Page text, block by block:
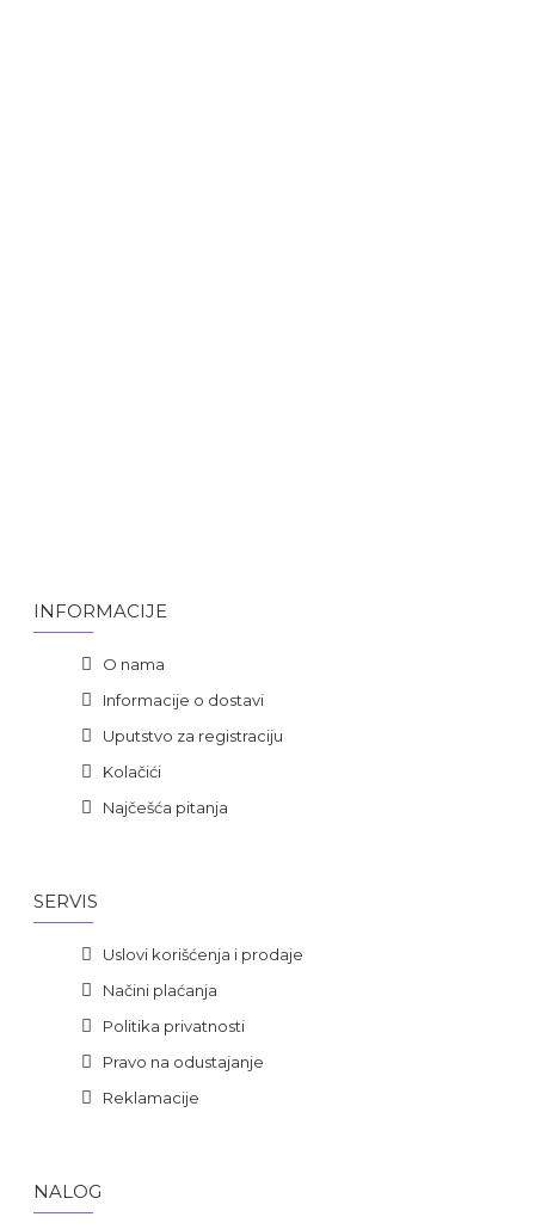
INFORMACIJE
O nama
Informacije o dostavi
Uputstvo za registraciju
Kolačići
Najčešća pitanja
SERVIS
Uslovi korišćenja i prodaje
Načini plaćanja
Politika privatnosti
Pravo na odustajanje
Reklamacije
NALOG